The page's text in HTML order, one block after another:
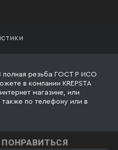
полная резьба ГОСТ Р ИСО
в компании KREPSTA
магазине, или
также по телефону или в